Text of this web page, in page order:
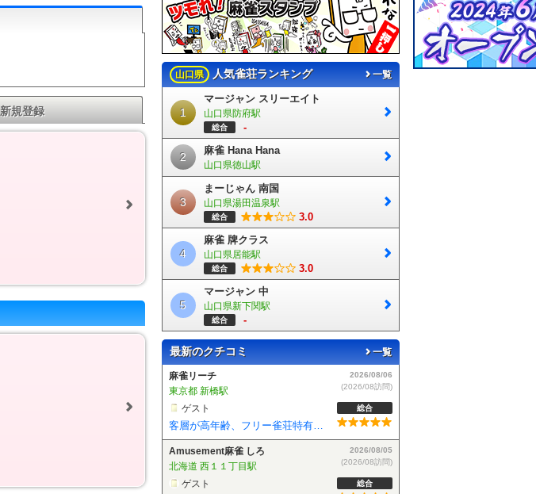
新規登録
山口県 人気雀荘ランキング 一覧
1
マージャン スリーエイト
山口県防府駅
総合 -
2
麻雀 Hana Hana
山口県徳山駅
3
まーじゃん 南国
山口県湯田温泉駅
総合 3.0
4
麻雀 牌クラス
山口県居能駅
総合 3.0
5
マージャン 中
山口県新下関駅
総合 -
最新のクチコミ 一覧
Amusement麻雀 しろ
北海道 西１１丁目駅
ゲスト
2026/08/05
(2026/08訪問)
総合
瓶ビールが飲み放題でよかった
リーチ麻雀 81
神奈川県 相模原駅
ゲスト
2026/08/05
(2026/08訪問)
総合